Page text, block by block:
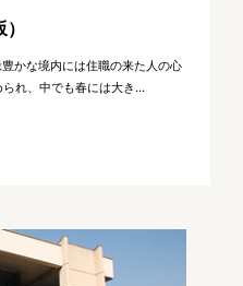
かな境内には住職の来た人の心
れ、中でも春には大き...